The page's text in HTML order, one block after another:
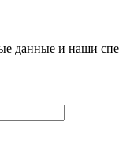
данные и наши